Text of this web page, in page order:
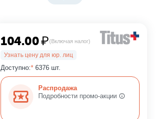
104.00₽(Включая налог)
Узнать цену для юр. лиц
Доступно:* 6376 шт.
Распродажа
Подробности промо-акции